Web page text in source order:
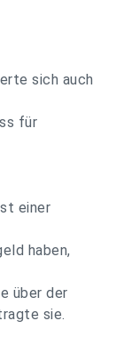
sich auch
für
einer
haben,
über der
sie.